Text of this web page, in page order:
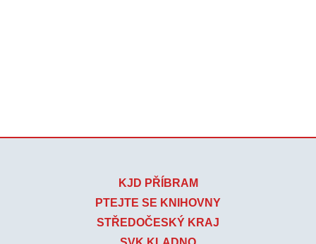
KJD PŘÍBRAM
PTEJTE SE KNIHOVNY
STŘEDOČESKÝ KRAJ